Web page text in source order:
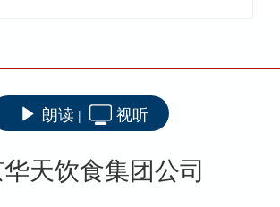
朗读 | 视听
天饮食集团公司